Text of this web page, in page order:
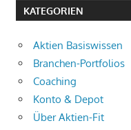
KATEGORIEN
Aktien Basiswissen
Branchen-Portfolios
Coaching
Konto & Depot
Über Aktien-Fit